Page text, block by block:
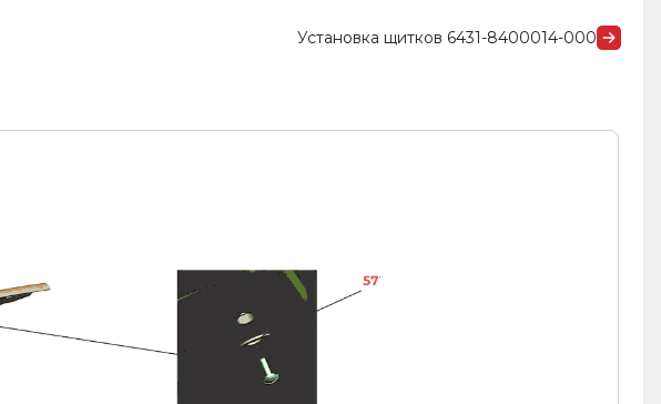
Установка щитков 6431-8400014-000
57